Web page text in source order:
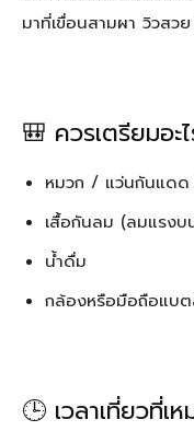
มาที่เขื่อนสามผา วิวสว
🎒 ควรเตรียมอะ
หมวก / แว่นกันแด
เสื้อกันลม (ลมแรงบ
น้ำดื่ม
กล้องหรือมือถือแบต
🕒 เวลาเที่ยวที่เ